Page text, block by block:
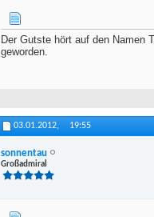
Der Gutste hört auf den Namen
geworden.
03.01.2012, 19:55
sonnentau
Großadmiral